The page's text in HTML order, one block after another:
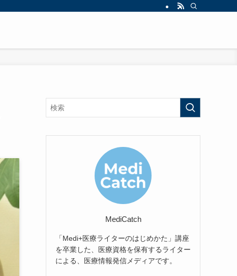
MediCatch
「Medi+医療ライターのはじめかた」講座
を卒業した、医療資格を保有するライター
による、医療情報発信メディアです。